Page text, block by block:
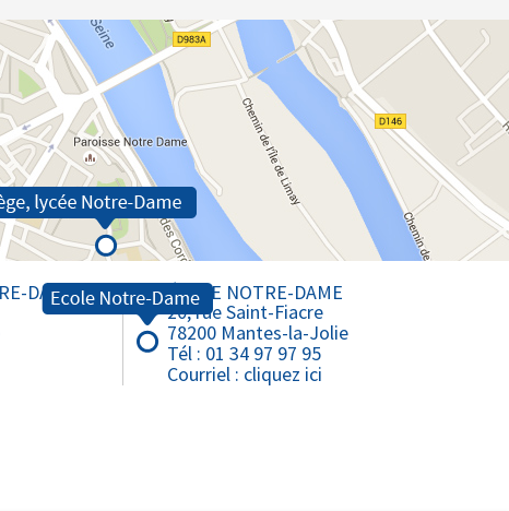
DAME ÉCOLE NOTRE-DAME
20, rue Saint-Fiacre
78200 Mantes-la-Jolie
Tél : 01 34 97 97 95
Courriel : cliquez ici